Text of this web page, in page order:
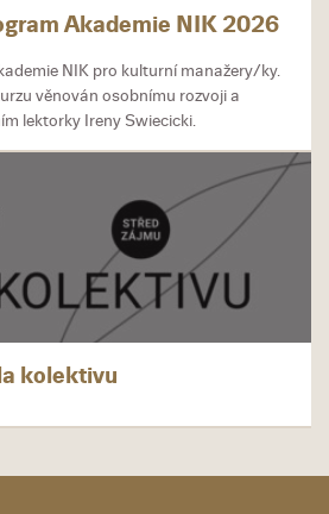
Akademie NIK 2026
NIK pro kulturní manažery/ky.
věnován osobnímu rozvoji a
lektorky Ireny Swiecicki.
kolektivu